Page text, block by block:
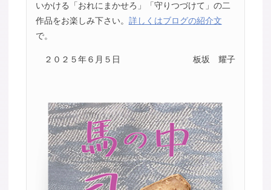
いかける「おれにまかせろ」「守りつづけて」の二
作品をお楽しみ下さい。 詳しくはブログの紹介文
で。
２０２５年６月５日 板坂 耀子